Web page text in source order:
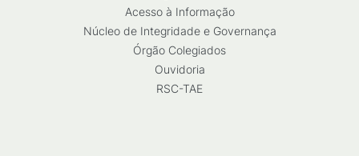
Acesso à Informação
Núcleo de Integridade e Governança
Órgão Colegiados
Ouvidoria
RSC-TAE